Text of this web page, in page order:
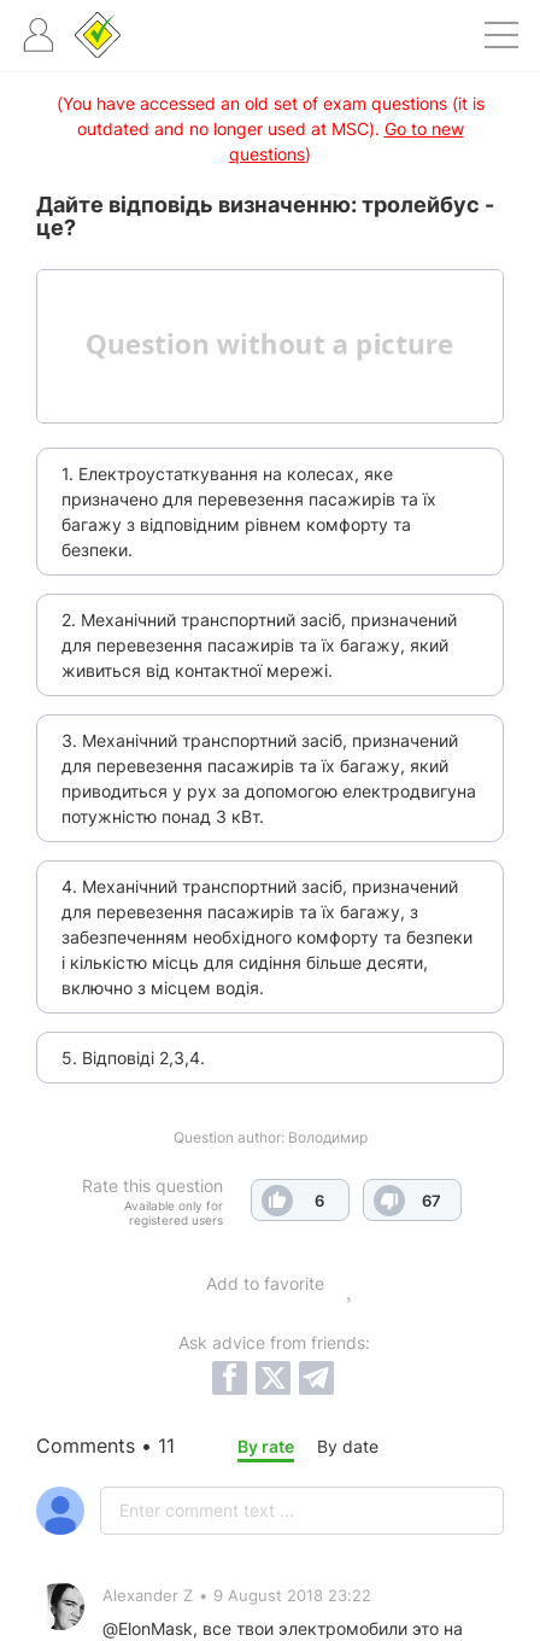
(You have accessed an old set of exam questions (it is
outdated and no longer used at MSC). Go to new
questions)
Дайте відповідь визначенню: тролейбус -
це?
1. Електроустаткування на колесах, яке
призначено для перевезення пасажирів та їх
багажу з відповідним рівнем комфорту та
безпеки.
2. Механічний транспортний засіб, призначений
для перевезення пасажирів та їх багажу, який
живиться від контактної мережі.
3. Механічний транспортний засіб, призначений
для перевезення пасажирів та їх багажу, який
приводиться у рух за допомогою електродвигуна
потужністю понад 3 кВт.
4. Механічний транспортний засіб, призначений
для перевезення пасажирів та їх багажу, з
забезпеченням необхідного комфорту та безпеки
і кількістю місць для сидіння більше десяти,
включно з місцем водія.
5. Відповіді 2,3,4.
Question author: Володимир
Rate this question
Available only for
registered users
6 67
Add to favorite
Ask advice from friends:
Comments • 11 By rate By date
Alexander Z • 9 August 2018 23:22
@ElonMask, все твои электромобили это на